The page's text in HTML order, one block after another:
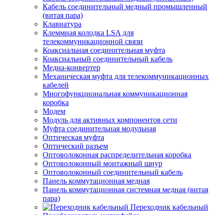
Кабель соединительный медный промышленный
(витая пара)
Клавиатура
Клеммная колодка LSA для
телекоммуникационной связи
Коаксиальная соединительная муфта
Коаксиальный соединительный кабель
Медиа-конвертер
Механическая муфта для телекоммуникационных
кабелей
Многофункциональная коммуникационная
коробка
Модем
Модуль для активных компонентов сети
Муфта соединительная модульная
Оптическая муфта
Оптический разъем
Оптоволоконная распределительная коробка
Оптоволоконный монтажный шнур
Оптоволоконный соединительный кабель
Панель коммутационная медная
Панель коммутационная системная медная (витая
пара)
Переходник кабельный